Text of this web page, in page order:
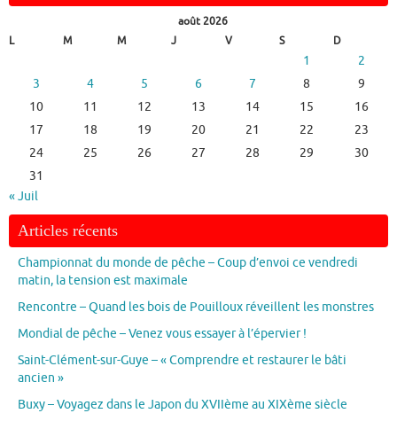
août 2026
L
M M J V S D
1
2
3
4 5 6 7 8
9
10
11 12 13 14 15
16
17
18 19 20 21 22
23
24
25 26 27 28 29
30
31
« Juil
Articles récents
Championnat du monde de pêche – Coup d’envoi ce vendredi
matin, la tension est maximale
Rencontre – Quand les bois de Pouilloux réveillent les monstres
Mondial de pêche – Venez vous essayer à l’épervier !
Saint-Clément-sur-Guye – « Comprendre et restaurer le bâti
ancien »
Buxy – Voyagez dans le Japon du XVIIème au XIXème siècle